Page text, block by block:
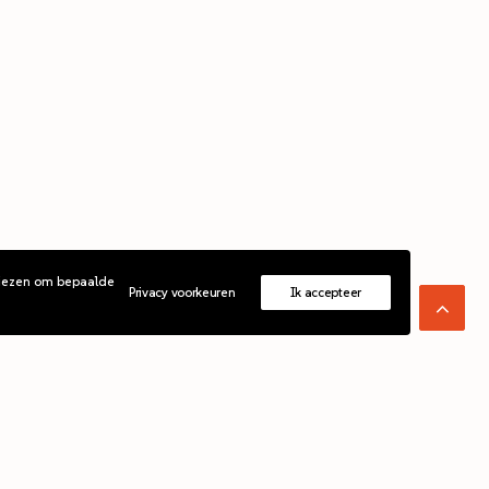
om bepaalde
Privacy voorkeuren Ik accepteer